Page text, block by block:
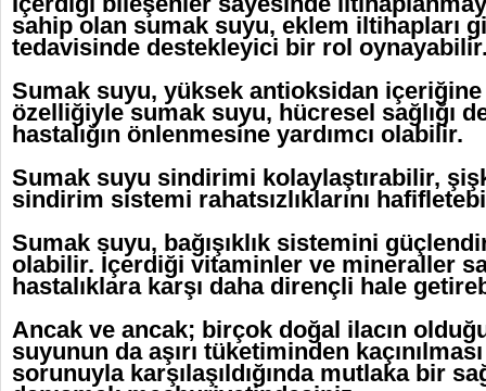
sahip olan sumak suyu, eklem iltihapları
tedavisinde destekleyici bir rol
Sumak suyu, yüksek antioksidan
özelliğiyle sumak suyu, hücresel sağlığı
hastalığın önlenmesine yardımcı olabilir.
Sumak suyu sindirimi kolaylaştırabilir,
sindirim sistemi rahatsızlıklarını
Sumak suyu, bağışıklık sistemini
olabilir. İçerdiği vitaminler ve mineraller
hastalıklara karşı daha dirençli hale
Ancak ve ancak; birçok doğal ilacın
suyunun da aşırı tüketiminden
sorunuyla karşılaşıldığında mutlaka bir